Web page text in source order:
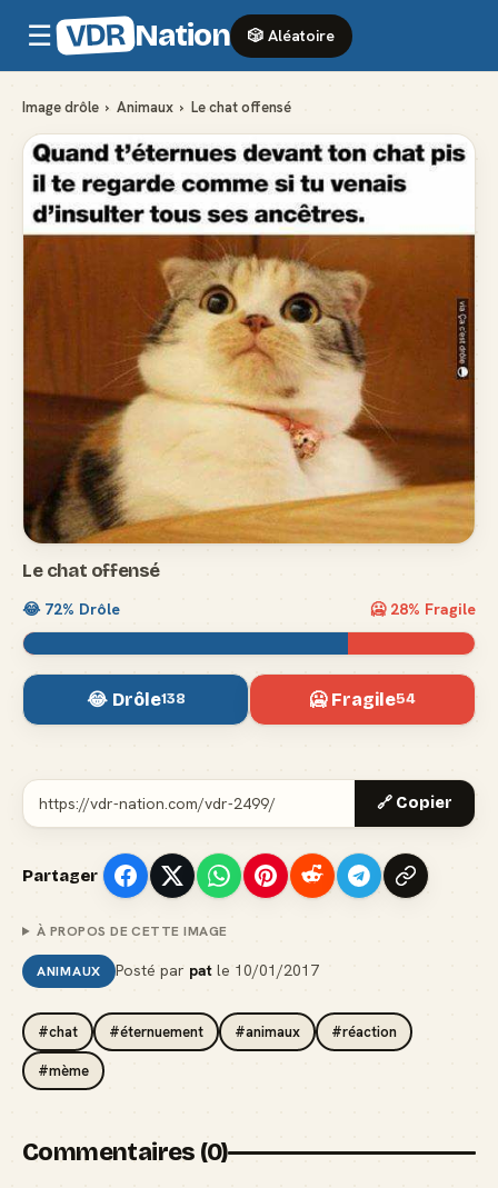
☰ VDR Nation 🎲 Aléatoire
Image drôle › Animaux › Le chat offensé
Le chat offensé
😂 72% Drôle 🥶 28% Fragile
😂 Drôle138 🥶 Fragile54
🔗 Copier
Partager
À PROPOS DE CETTE IMAGE
ANIMAUX Posté par patle 10/01/2017
#chat #éternuement #animaux #réaction
#mème
Commentaires (0)